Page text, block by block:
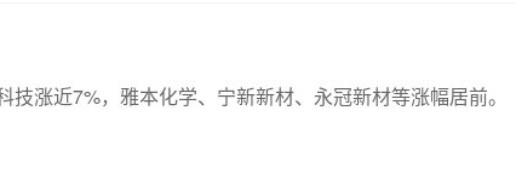
涨近7%，雅本化学、宁新新材、永冠新材等涨幅居前。